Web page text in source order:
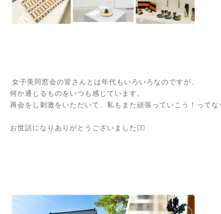
女子美同窓会の皆さんとは年代もいろいろなのですが、
何か通じるものをいつも感じています。
再会をし刺激をいただいて、私もまた頑張っていこう！って
お世話になりありがとうございました🙇‍♀️